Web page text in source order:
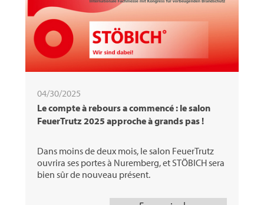
04/30/2025
Le compte à rebours a commencé : le salon
FeuerTrutz 2025 approche à grands pas !
Dans moins de deux mois, le salon FeuerTrutz
ouvrira ses portes à Nuremberg, et STÖBICH sera
bien sûr de nouveau présent.